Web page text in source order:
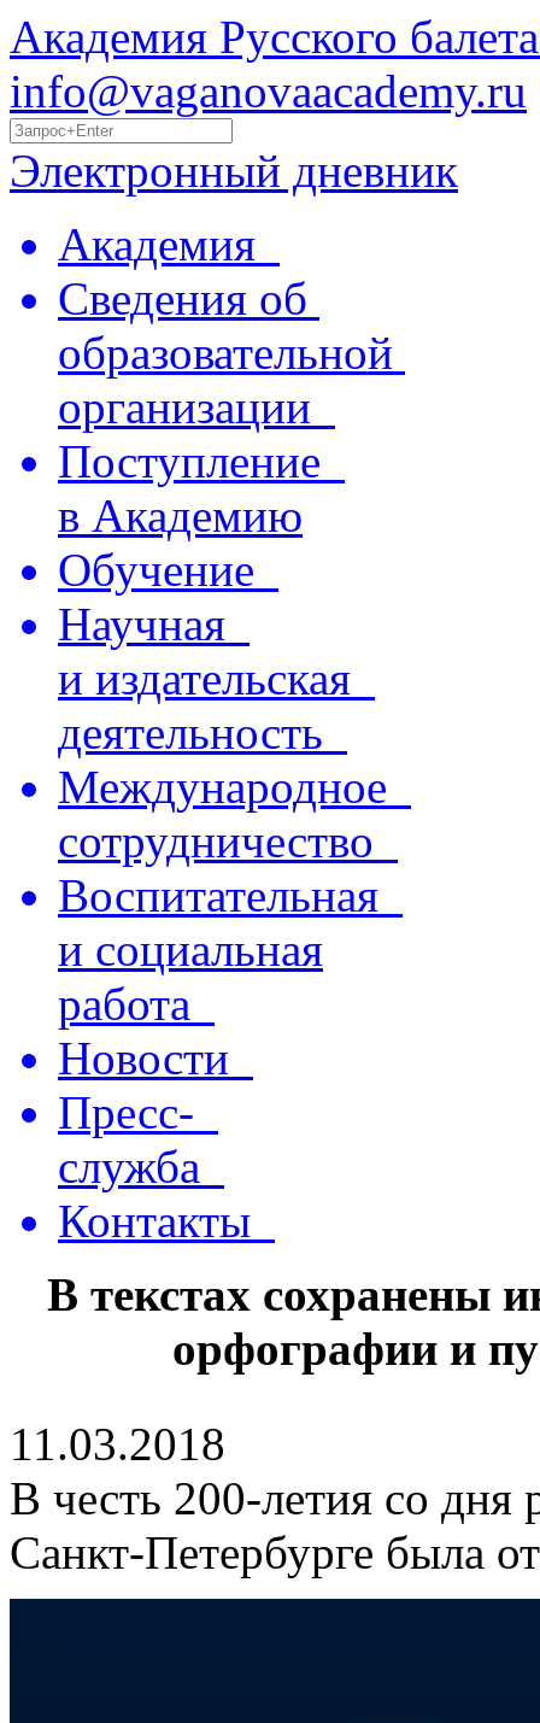
Академия Русского
info@vaganovaacademy.ru
Электронный дневник
Академия
Сведения об
образовательной
организации
Поступление
в Академию
Обучение
Научная
и издательская
деятельность
Международное
сотрудничество
Воспитательная
и социальная
работа
Новости
Пресс-
служба
Контакты
В текстах сохранены
орфографии и
11.03.2018
В честь 200-летия со
Санкт-Петербурге была